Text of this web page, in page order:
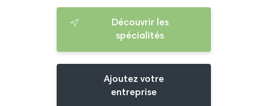
Découvrir les
spécialités
Ajoutez votre
entreprise